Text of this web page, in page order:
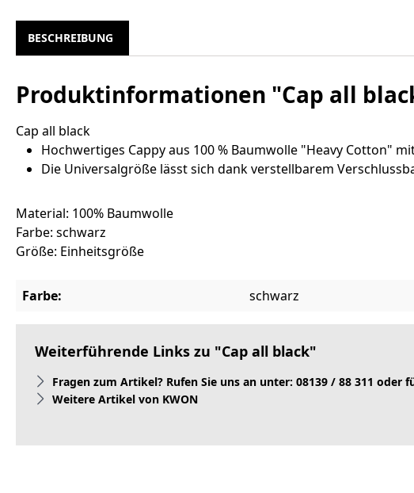
BESCHREIBUNG
Produktinformationen "Cap all
Cap all black
Hochwertiges Cappy aus 100 % Baumwolle "Heavy Cotton"
Die Universalgröße lässt sich dank verstellbarem
Material: 100% Baumwolle
Farbe: schwarz
Größe: Einheitsgröße
Farbe: schwarz
Weiterführende Links zu "Cap all black"
Fragen zum Artikel? Rufen Sie uns an unter: 08139 / 88 311 oder
Weitere Artikel von KWON